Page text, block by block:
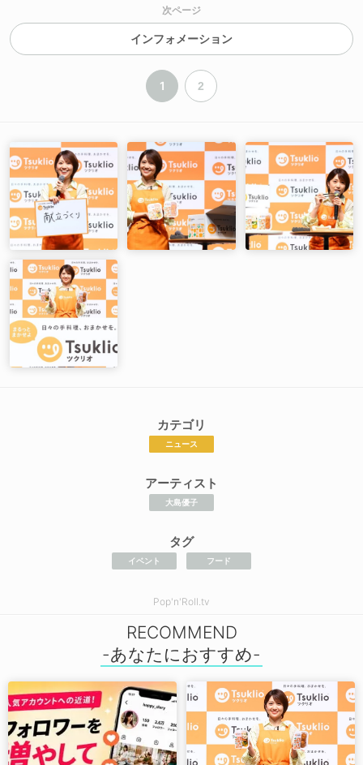
次ページ
インフォメーション
1 2
カテゴリ
ニュース
アーティスト
大島優子
タグ
イベント フード
Pop'n'Roll.tv
RECOMMEND